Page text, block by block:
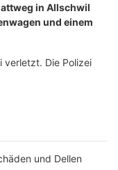
in Allschwil
und einem
verletzt. Die Polizei